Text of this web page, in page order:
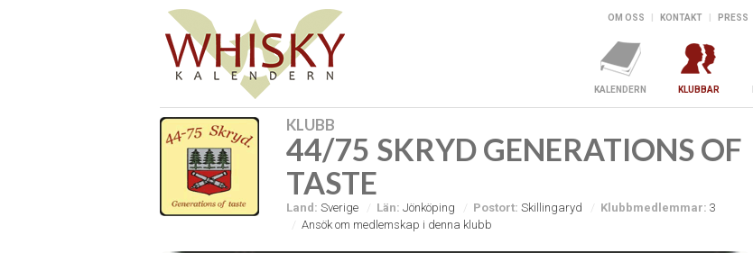
OM OSS KONTAKT PRESS
KALENDERN KLUBBAR
KLUBB
44/75 SKRYD GENERATIONS OF
TASTE
Land: Sverige Län: Jönköping Postort: Skillingaryd Klubbmedlemmar: 3
Ansök om medlemskap i denna klubb